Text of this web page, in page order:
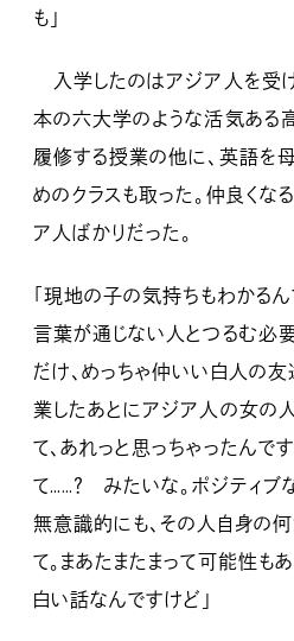
も」
入学したのはアジア人を受
本の六大学のような活気ある
履修する授業の他に、英語を
めのクラスも取った。仲良くな
ア人ばかりだった。
「現地の子の気持ちもわかる
言葉が通じない人とつるむ必
だけ、めっちゃ仲いい白人の
業したあとにアジア人の女の
て、あれっと思っちゃったんで
て……？ みたいな。ポジティブ
無意識的にも、その人自身の
て。まあたまたまって可能性も
白い話なんですけど」